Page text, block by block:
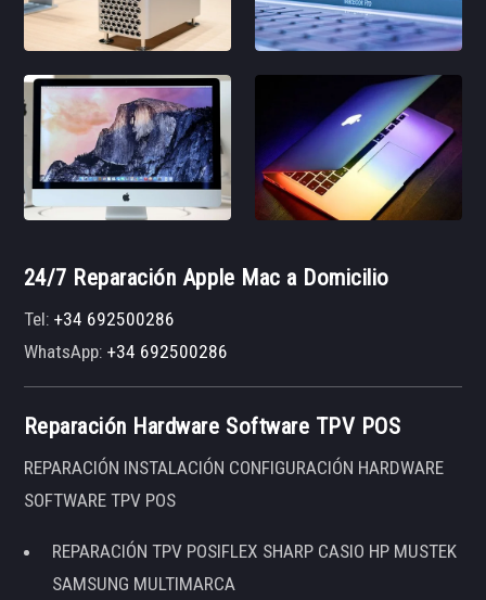
24/7 Reparación Apple Mac a Domicilio
Tel:+34 692500286
WhatsApp:+34 692500286
Reparación Hardware Software TPV POS
REPARACIÓN INSTALACIÓN CONFIGURACIÓN HARDWARE
SOFTWARE TPV POS
REPARACIÓN TPV POSIFLEX SHARP CASIO HP MUSTEK
SAMSUNG MULTIMARCA